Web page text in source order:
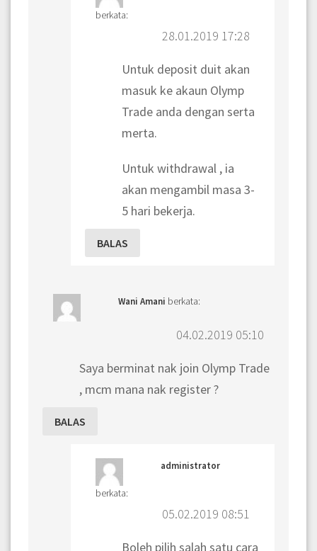
berkata:
28.01.2019 17:28
Untuk deposit duit akan
masuk ke akaun Olymp
Trade anda dengan serta
merta.
Untuk withdrawal , ia
akan mengambil masa 3-
5 hari bekerja.
BALAS
Wani Amani berkata:
04.02.2019 05:10
Saya berminat nak join Olymp Trade
, mcm mana nak register ?
BALAS
administrator
berkata:
05.02.2019 08:51
Boleh pilih salah satu cara